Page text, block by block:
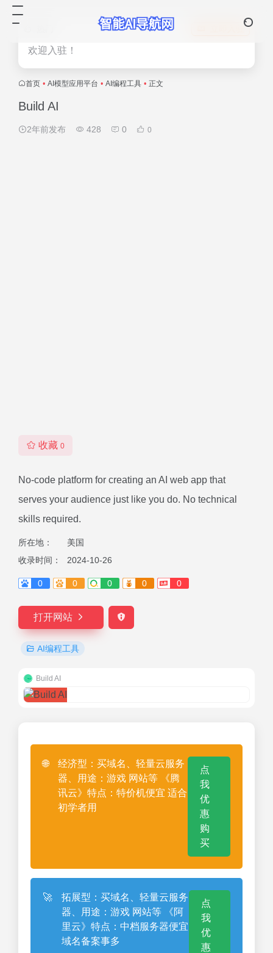
欢迎入驻！
首页 • AI模型应用平台 • AI编程工具 • 正文
Build AI
2年前发布 428 0 0
收藏 0
No-code platform for creating an AI web app that
serves your audience just like you do. No technical
skills required.
所在地：
美国
收录时间：
2024-10-26
0 0 0 0 0
打开网站
AI编程工具
Build AI
🌐
经济型：买域名、轻量云服务
器、用途：游戏 网站等 《腾
讯云》特点：特价机便宜 适合
初学者用
点
我
优
惠
购
买
🚀
拓展型：买域名、轻量云服务
器、用途：游戏 网站等 《阿
里云》特点：中档服务器便宜
域名备案事多
点
我
优
惠